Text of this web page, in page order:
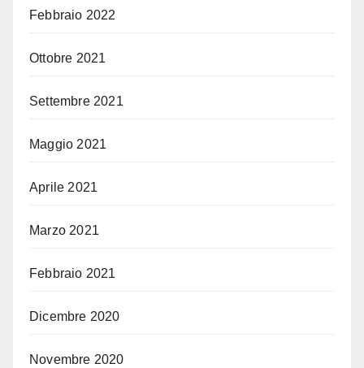
Febbraio 2022
Ottobre 2021
Settembre 2021
Maggio 2021
Aprile 2021
Marzo 2021
Febbraio 2021
Dicembre 2020
Novembre 2020